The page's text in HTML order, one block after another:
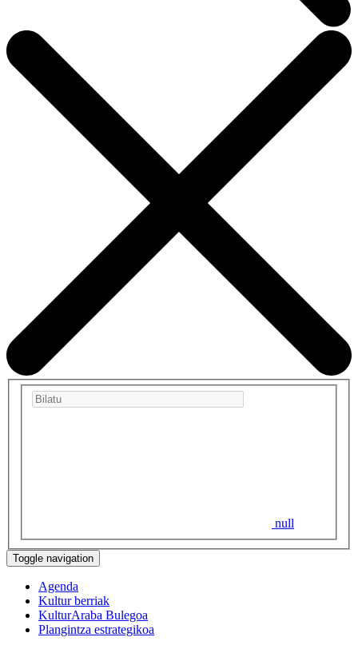
null
Toggle navigation
Agenda
Kultur berriak
KulturAraba Bulegoa
Plangintza estrategikoa